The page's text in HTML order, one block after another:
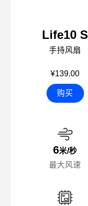
Life10 S
手持风扇
¥139.00
购买
6米/秒
最大风速